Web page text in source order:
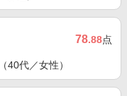
78.88点
40代／女性）